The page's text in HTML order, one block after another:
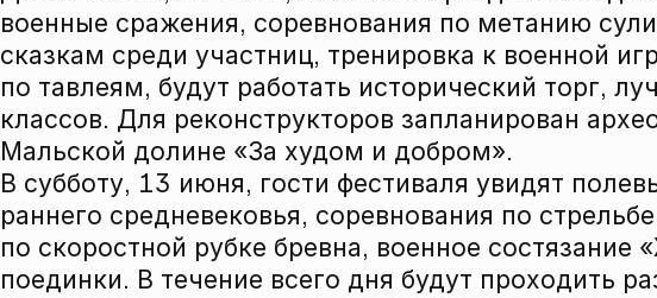
военные сражения, соревнования по метанию
сказкам среди участниц, тренировка к военной
по тавлеям, будут работать исторический торг,
классов. Для реконструкторов запланирован
Мальской долине «За худом и добром».
В субботу, 13 июня, гости фестиваля увидят
раннего средневековья, соревнования по
по скоростной рубке бревна, военное состязание
поединки. В течение всего дня будут проходить